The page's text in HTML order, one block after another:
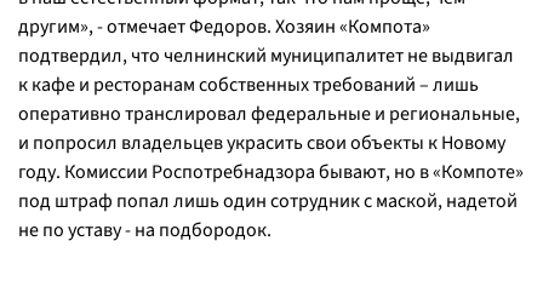
другим», - отмечает Федоров. Хозяин «Компота»
подтвердил, что челнинский муниципалитет не выдвигал
к кафе и ресторанам собственных требований – лишь
оперативно транслировал федеральные и региональные,
и попросил владельцев украсить свои объекты к Новому
году. Комиссии Роспотребнадзора бывают, но в «Компоте»
под штраф попал лишь один сотрудник с маской, надетой
не по уставу - на подбородок.